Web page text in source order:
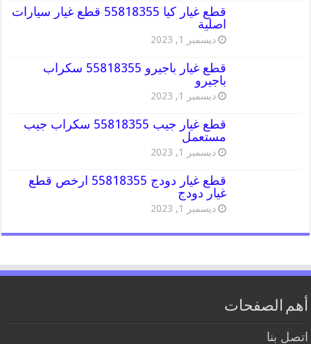
قطع غيار كيا 55818355 قطع غيار سيارات
اصلية
ديسمبر 1, 2023
قطع غيار باجيرو 55818355 سكراب
باجيرو
ديسمبر 1, 2023
قطع غيار جيب 55818355 سكراب جيب
مستعمل
ديسمبر 1, 2023
قطع غيار دودج 55818355 ارخص قطع
غيار دودج
ديسمبر 1, 2023
أهم الصفحات
اتصل بنا